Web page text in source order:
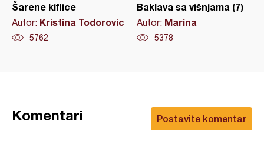
Šarene kiflice
Autor: Kristina Todorovic
5762
Baklava sa višnjama (7)
Autor: Marina
5378
Postavite komentar
Komentari